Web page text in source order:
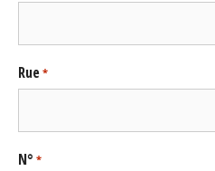
Rue*
N° *